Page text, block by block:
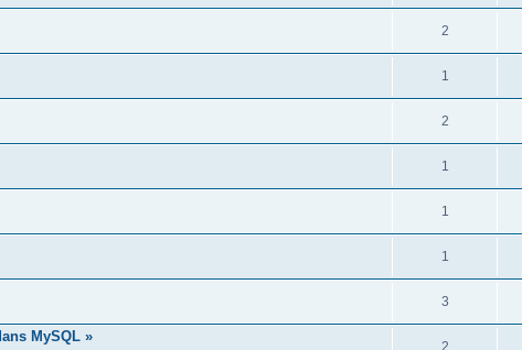
2
1
2
1
1
1
3
MySQL »
2